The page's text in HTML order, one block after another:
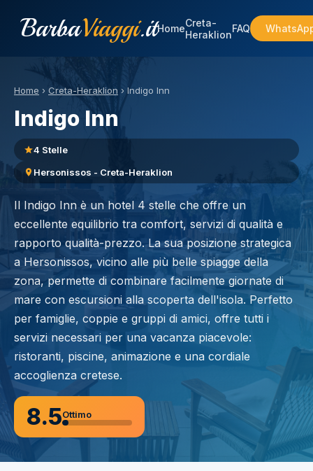
BarbaViaggi.itHomeCreta-
HeraklionFAQ
Home › Creta-Heraklion › Indigo Inn
Indigo Inn
4 Stelle
Hersonissos - Creta-Heraklion
Il Indigo Inn è un hotel 4 stelle che offre un
eccellente equilibrio tra comfort, servizi di qualità e
rapporto qualità-prezzo. La sua posizione strategica
a Hersonissos, vicino alle più belle spiagge della
zona, permette di combinare facilmente giornate di
mare con escursioni alla scoperta dell'isola. Perfetto
per famiglie, coppie e gruppi di amici, offre tutti i
servizi necessari per una vacanza piacevole:
ristoranti, piscine, animazione e una cordiale
accoglienza cretese.
8.5Ottimo